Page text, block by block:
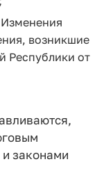
Изменения
возникшие
Республики от
законами